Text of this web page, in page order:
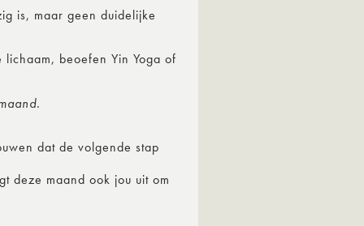
is, maar geen duidelijke
beoefen Yin Yoga of
dat de volgende stap
deze maand ook jou uit om